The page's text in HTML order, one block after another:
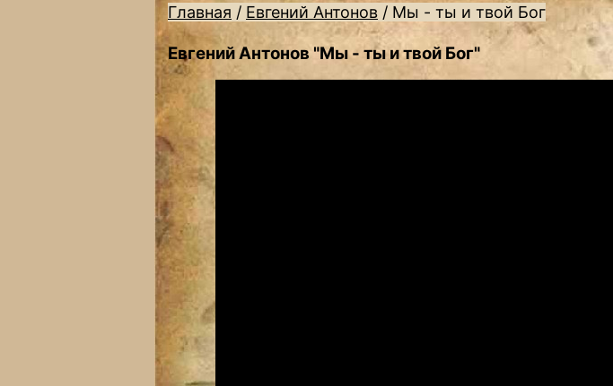
Главная / Евгений Антонов / Мы - ты и твой Бог
Евгений Антонов "Мы - ты и твой Бог"